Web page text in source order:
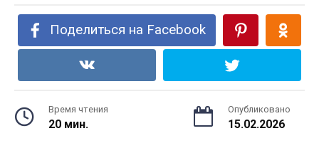
Поделиться на Facebook
Время чтения
20 мин.
Опубликовано
15.02.2026